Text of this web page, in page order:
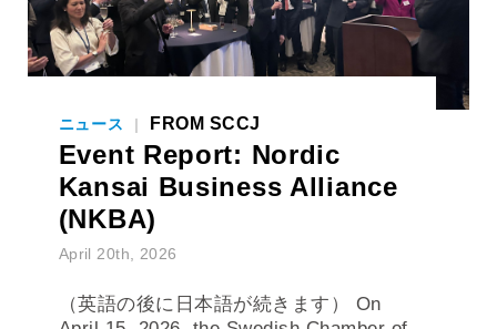
ニュース | FROM SCCJ
Event Report: Nordic
Kansai Business Alliance
(NKBA)
April 20th, 2026
（英語の後に日本語が続きます） On